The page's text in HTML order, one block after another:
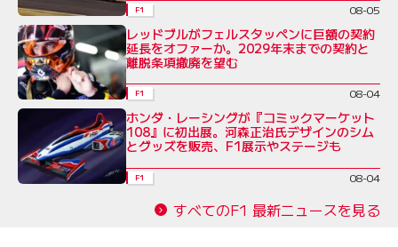
F1 08-05
レッドブルがフェルスタッペンに巨額の契約
延長をオファーか。2029年末までの契約と
離脱条項撤廃を望む
F1 08-04
ホンダ・レーシングが『コミックマーケット
108』に初出展。河森正治氏デザインのシム
とグッズを販売、F1展示やステージも
F1 08-04
すべてのF1 最新ニュースを見る